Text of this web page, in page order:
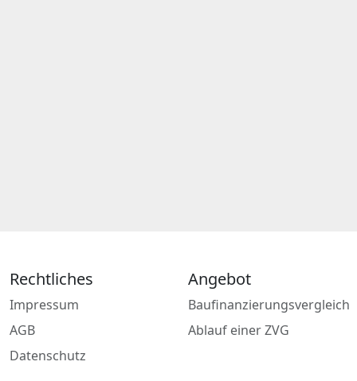
Rechtliches
Impressum
AGB
Datenschutz
Angebot
Baufinanzierungsvergleich
Ablauf einer ZVG